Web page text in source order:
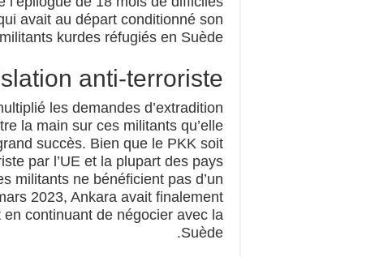
avait au départ conditionné son
kurdes réfugiés en Suède.
anti-terroriste
les demandes d’extradition
la main sur ces militants qu’elle
succès. Bien que le PKK soit
par l’UE et la plupart des pays
militants ne bénéficient pas d’un
2023, Ankara avait finalement
continuant de négocier avec la
Suède.